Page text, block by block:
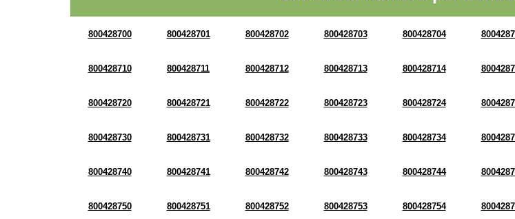
800428700 800428701 800428702 800428703 800428704
800428710 800428711 800428712 800428713 800428714
800428720 800428721 800428722 800428723 800428724
800428730 800428731 800428732 800428733 800428734
800428740 800428741 800428742 800428743 800428744
800428750 800428751 800428752 800428753 800428754